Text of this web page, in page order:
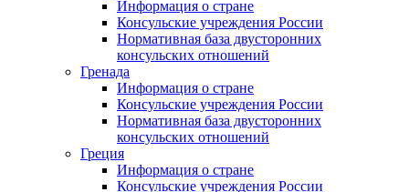
Информация о стране
Консульские учреждения России
Нормативная база двусторонних
консульских отношений
Гренада
Информация о стране
Консульские учреждения России
Нормативная база двусторонних
консульских отношений
Греция
Информация о стране
Консульские учреждения России